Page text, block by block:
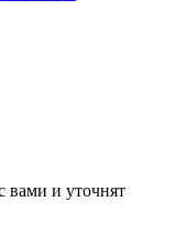
вами и уточнят